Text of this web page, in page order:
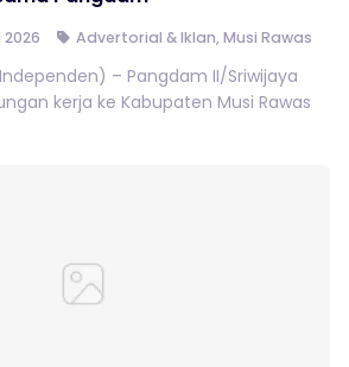
2026 Advertorial & Iklan, Musi Rawas
– Pangdam II/Sriwijaya
kerja ke Kabupaten Musi Rawas